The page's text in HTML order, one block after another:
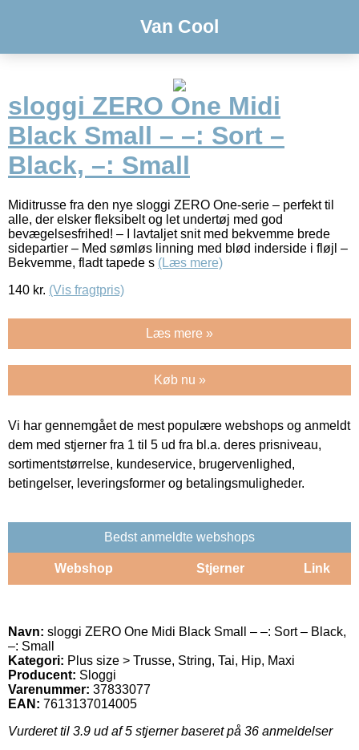
Van Cool
sloggi ZERO One Midi
Black Small – –: Sort –
Black, –: Small
Miditrusse fra den nye sloggi ZERO One-serie – perfekt til
alle, der elsker fleksibelt og let undertøj med god
bevægelsesfrihed! – I lavtaljet snit med bekvemme brede
sidepartier – Med sømløs linning med blød inderside i fløjl –
Bekvemme, fladt tapede s (Læs mere)
140 kr. (Vis fragtpris)
Læs mere »
Køb nu »
Vi har gennemgået de mest populære webshops og anmeldt
dem med stjerner fra 1 til 5 ud fra bl.a. deres prisniveau,
sortimentstørrelse, kundeservice, brugervenlighed,
betingelser, leveringsformer og betalingsmuligheder.
Bedst anmeldte webshops
Webshop Stjerner Link
Navn: sloggi ZERO One Midi Black Small – –: Sort – Black,
–: Small
Kategori: Plus size > Trusse, String, Tai, Hip, Maxi
Producent: Sloggi
Varenummer: 37833077
EAN: 7613137014005
Vurderet til 3.9 ud af 5 stjerner baseret på 36 anmeldelser